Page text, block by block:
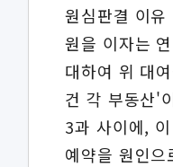
원심판결 이
원을 이자는
대하여 위 대
건 각 부동산'
3과 사이에,
예약을 원인